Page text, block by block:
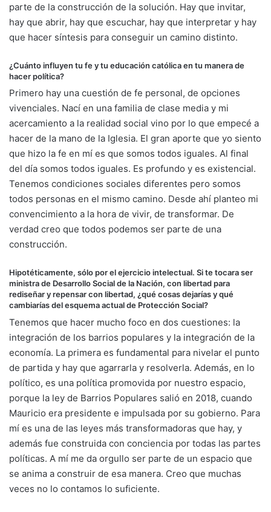
parte de la construcción de la solución. Hay que invitar,
hay que abrir, hay que escuchar, hay que interpretar y hay
que hacer síntesis para conseguir un camino distinto.
¿Cuánto influyen tu fe y tu educación católica en tu manera de
hacer política?
Primero hay una cuestión de fe personal, de opciones
vivenciales. Nací en una familia de clase media y mi
acercamiento a la realidad social vino por lo que empecé a
hacer de la mano de la Iglesia. El gran aporte que yo siento
que hizo la fe en mí es que somos todos iguales. Al final
del día somos todos iguales. Es profundo y es existencial.
Tenemos condiciones sociales diferentes pero somos
todos personas en el mismo camino. Desde ahí planteo mi
convencimiento a la hora de vivir, de transformar. De
verdad creo que todos podemos ser parte de una
construcción.
Hipotéticamente, sólo por el ejercicio intelectual. Si te tocara ser
ministra de Desarrollo Social de la Nación, con libertad para
rediseñar y repensar con libertad, ¿qué cosas dejarías y qué
cambiarías del esquema actual de Protección Social?
Tenemos que hacer mucho foco en dos cuestiones: la
integración de los barrios populares y la integración de la
economía. La primera es fundamental para nivelar el punto
de partida y hay que agarrarla y resolverla. Además, en lo
político, es una política promovida por nuestro espacio,
porque la ley de Barrios Populares salió en 2018, cuando
Mauricio era presidente e impulsada por su gobierno. Para
mí es una de las leyes más transformadoras que hay, y
además fue construida con conciencia por todas las partes
políticas. A mí me da orgullo ser parte de un espacio que
se anima a construir de esa manera. Creo que muchas
veces no lo contamos lo suficiente.